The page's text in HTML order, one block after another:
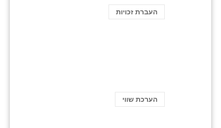
העברת זכויות
הערכת שווי